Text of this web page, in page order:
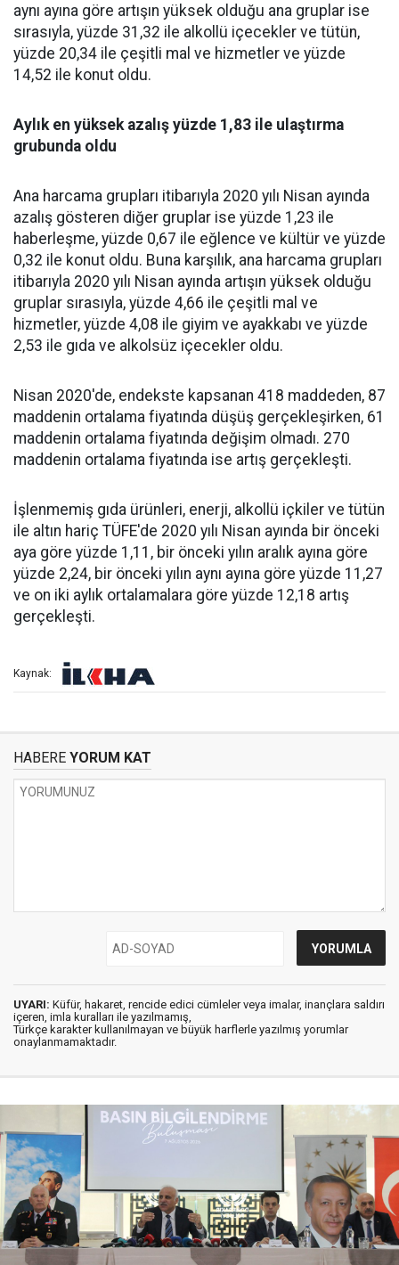
aynı ayına göre artışın yüksek olduğu ana gruplar ise
sırasıyla, yüzde 31,32 ile alkollü içecekler ve tütün,
yüzde 20,34 ile çeşitli mal ve hizmetler ve yüzde
14,52 ile konut oldu.
Aylık en yüksek azalış yüzde 1,83 ile ulaştırma
grubunda oldu
Ana harcama grupları itibarıyla 2020 yılı Nisan ayında
azalış gösteren diğer gruplar ise yüzde 1,23 ile
haberleşme, yüzde 0,67 ile eğlence ve kültür ve yüzde
0,32 ile konut oldu. Buna karşılık, ana harcama grupları
itibarıyla 2020 yılı Nisan ayında artışın yüksek olduğu
gruplar sırasıyla, yüzde 4,66 ile çeşitli mal ve
hizmetler, yüzde 4,08 ile giyim ve ayakkabı ve yüzde
2,53 ile gıda ve alkolsüz içecekler oldu.
Nisan 2020'de, endekste kapsanan 418 maddeden, 87
maddenin ortalama fiyatında düşüş gerçekleşirken, 61
maddenin ortalama fiyatında değişim olmadı. 270
maddenin ortalama fiyatında ise artış gerçekleşti.
İşlenmemiş gıda ürünleri, enerji, alkollü içkiler ve tütün
ile altın hariç TÜFE'de 2020 yılı Nisan ayında bir önceki
aya göre yüzde 1,11, bir önceki yılın aralık ayına göre
yüzde 2,24, bir önceki yılın aynı ayına göre yüzde 11,27
ve on iki aylık ortalamalara göre yüzde 12,18 artış
gerçekleşti.
Kaynak:
HABERE YORUM KAT
UYARI: Küfür, hakaret, rencide edici cümleler veya imalar, inançlara saldırı
içeren, imla kuralları ile yazılmamış,
Türkçe karakter kullanılmayan ve büyük harflerle yazılmış yorumlar
onaylanmamaktadır.